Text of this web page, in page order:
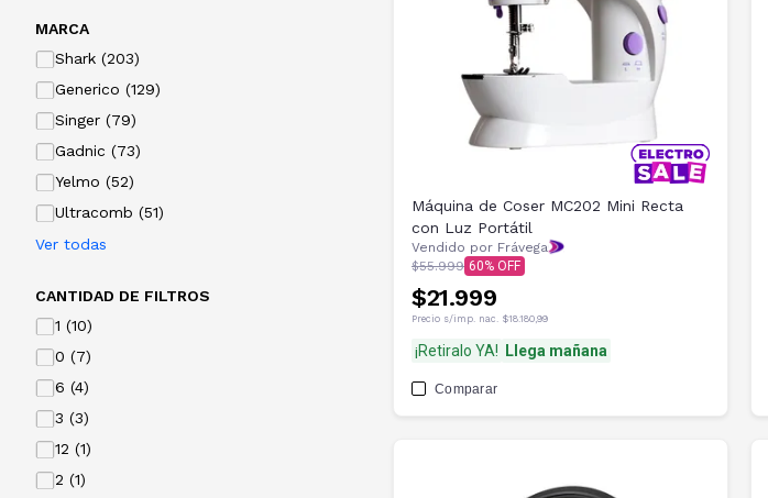
MARCA
Shark (203)
Generico (129)
Singer (79)
Gadnic (73)
Yelmo (52)
Ultracomb (51)
Ver todas
CANTIDAD DE FILTROS
1 (10)
0 (7)
6 (4)
3 (3)
12 (1)
2 (1)
Máquina de Coser MC202 Mini Recta
con Luz Portátil
Vendido por Frávega
$55.999 60
$21.999
Precio s/imp. nac. $18.180,99
¡Retiralo YA! Llega mañana
Comparar